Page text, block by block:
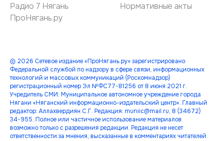
Радио 7 Нягань
ПроНягань.ру
Нормативные акты
© 2026 Сетевое издание «ПроНягань.ру» зарегистрировано
Федеральной службой по надзору в сфере связи, информационных
технологий и массовых коммуникаций (Роскомнадзор)
регистрационный номер Эл №ФС77-81256 от 8 июня 2021 г.
Учредитель СМИ: Муниципальное автономное учреждение города
Нягани «Няганский информационно-издательский центр». Главный
редактор: Аллахвердиян С.Г. Редакция: muniic@mail.ru, 8 (34672)
34-955. Полное или частичное использование материалов
возможно только с разрешения редакции. Редакция не несет
ответственности за мнения, высказанные в комментариях читателей.